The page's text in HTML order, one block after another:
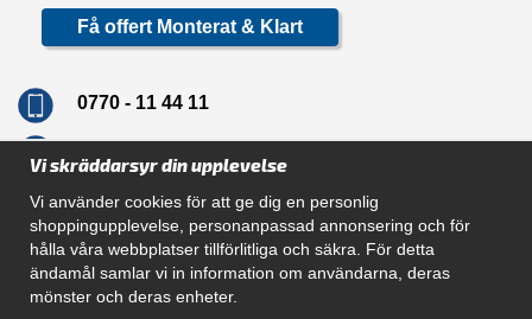
Få offert Monterat & Klart
0770 - 11 44 11
Navigation
Hur beställer jag
Vi skräddarsyr din upplevelse
Vi använder cookies för att ge dig en personlig
shoppingupplevelse, personanpassad annonsering och för
hålla våra webbplatser tillförlitliga och säkra. För detta
ändamål samlar vi in information om användarna, deras
mönster och deras enheter.